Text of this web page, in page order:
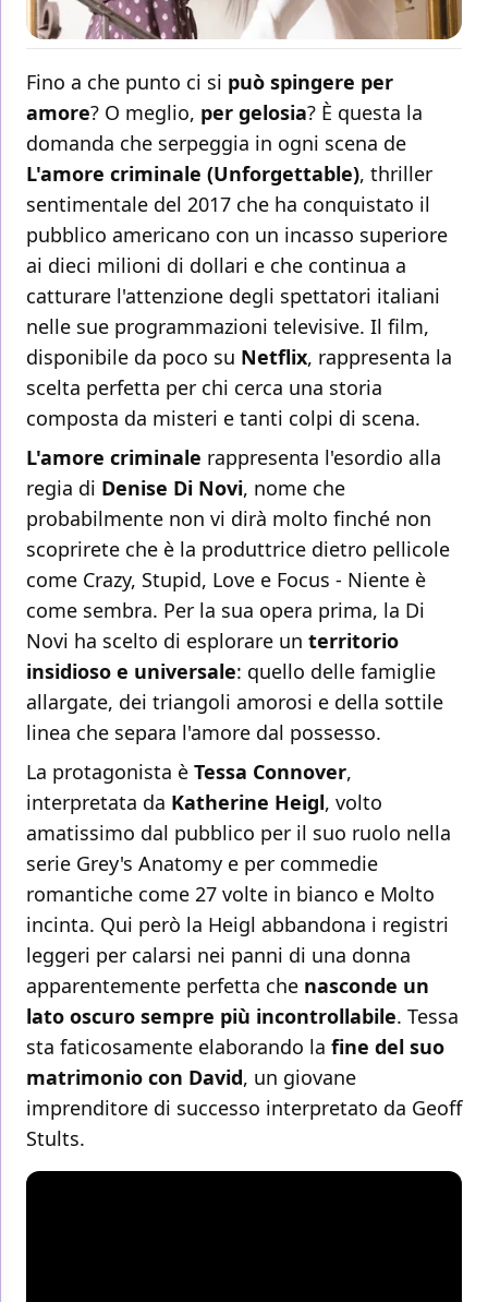
Fino a che punto ci si può spingere per
amore? O meglio, per gelosia? È questa la
domanda che serpeggia in ogni scena de
L'amore criminale (Unforgettable), thriller
sentimentale del 2017 che ha conquistato il
pubblico americano con un incasso superiore
ai dieci milioni di dollari e che continua a
catturare l'attenzione degli spettatori italiani
nelle sue programmazioni televisive. Il film,
disponibile da poco su Netflix, rappresenta la
scelta perfetta per chi cerca una storia
composta da misteri e tanti colpi di scena.
L'amore criminale rappresenta l'esordio alla
regia di Denise Di Novi, nome che
probabilmente non vi dirà molto finché non
scoprirete che è la produttrice dietro pellicole
come Crazy, Stupid, Love e Focus - Niente è
come sembra. Per la sua opera prima, la Di
Novi ha scelto di esplorare un territorio
insidioso e universale: quello delle famiglie
allargate, dei triangoli amorosi e della sottile
linea che separa l'amore dal possesso.
La protagonista è Tessa Connover,
interpretata da Katherine Heigl, volto
amatissimo dal pubblico per il suo ruolo nella
serie Grey's Anatomy e per commedie
romantiche come 27 volte in bianco e Molto
incinta. Qui però la Heigl abbandona i registri
leggeri per calarsi nei panni di una donna
apparentemente perfetta che nasconde un
lato oscuro sempre più incontrollabile. Tessa
sta faticosamente elaborando la fine del suo
matrimonio con David, un giovane
imprenditore di successo interpretato da Geoff
Stults.